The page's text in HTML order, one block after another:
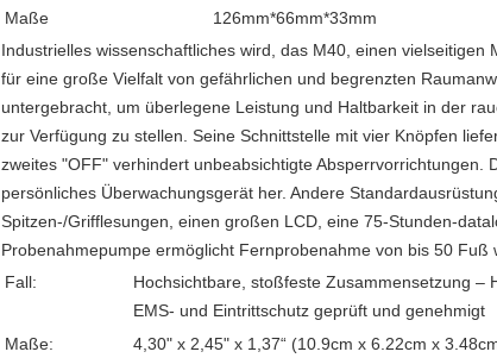
Maße
126mm*66mm*33mm
Industrielles wissenschaftliches wird, das M40, einen
für eine große Vielfalt von gefährlichen und begrenzten
untergebracht, um überlegene Leistung und Haltbarkeit in der
zur Verfügung zu stellen. Seine Schnittstelle mit vier Knöpfen
zweites "OFF" verhindert unbeabsichtigte
persönliches Überwachungsgerät her. Andere
Spitzen-/Grifflesungen, einen großen LCD, eine 75-Stunden-
Probenahmepumpe ermöglicht Fernprobenahme von bis 50 Fuß
Fall:
Hochsichtbare, stoßfeste Zusammensetzung –
EMS- und Eintrittschutz geprüft und genehmigt
Maße:
4,30" x 2,45" x 1,37“ (10.9cm x 6.22cm x